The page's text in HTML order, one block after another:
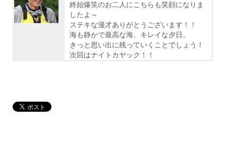
終始爆笑のお二人にこちらも笑顔になりま
したよ～
ステキな漫才ありがとうございます！！
海も静かで最高な海、キレイな夕日。
きっと思い出に残っていくことでしょう！
次回はナイトカヤック！！